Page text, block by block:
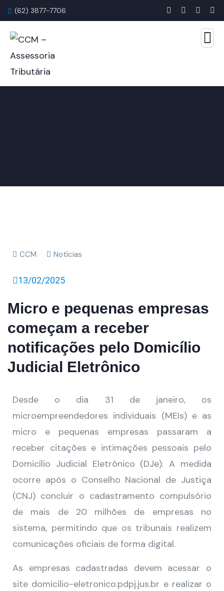
(62) 3877-7706
CCM Notícias
13/02/2025
Micro e pequenas empresas
começam a receber
notificações pelo Domicílio
Judicial Eletrônico
Desde o dia 31 de janeiro, os
microempreendedores individuais (MEIs) e as
micro e pequenas empresas passaram a
receber citações e intimações pessoais pelo
Domicílio Judicial Eletrônico (DJe). A medida
ocorre após o Conselho Nacional de Justiça
(CNJ) concluir o cadastramento compulsório
de mais de 20 milhões de empresas no
sistema, permitindo que os tribunais realizem
comunicações oficiais de forma digital.
As empresas cadastradas devem acessar o
site domicilio-eletronico.pdpj.jus.br e realizar o